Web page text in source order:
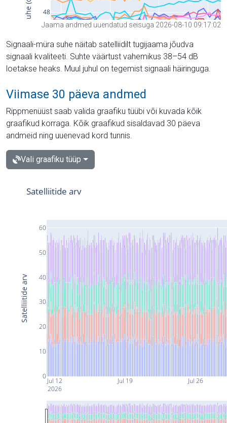
Jaama andmed uuendatud seisuga 2026-08-10 09:17:02
Signaali-müra suhe näitab satelliidilt tugijaama jõudva
signaali kvaliteeti. Suhte väärtust vahemikus 38–54 dB
loetakse heaks. Muul juhul on tegemist signaali häiringuga.
Viimase 30 päeva andmed
Rippmenüüst saab valida graafiku tüübi või kuvada kõik
graafikud korraga. Kõik graafikud sisaldavad 30 päeva
andmeid ning uuenevad kord tunnis.
Vali graafiku tüüp
Jul 12
2026
Jul 19 Jul 26
0
10
20
30
40
50
60
Satelliitide arv
Satelliitide arv